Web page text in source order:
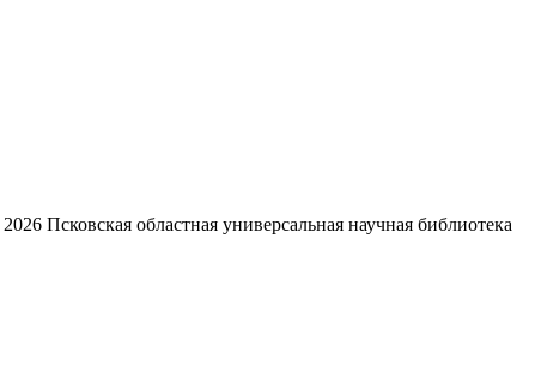
2026 Псковская областная универсальная научная библиотека